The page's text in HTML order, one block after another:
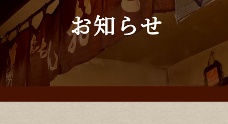
お知らせ